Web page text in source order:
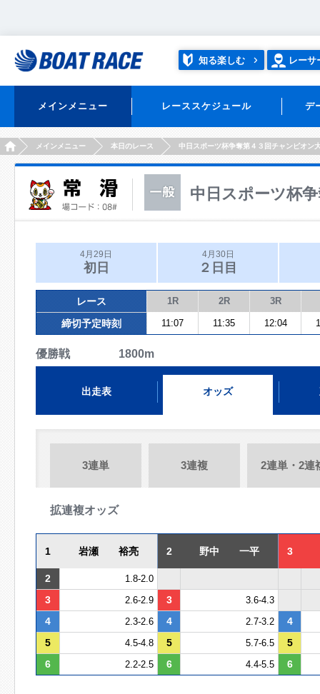
知る楽しむ レーサ
メインメニュー レーススケジュール デ
HOMEメインメニュー 本日のレース 中日スポーツ杯争奪第４３回チャンピオン
中日スポーツ杯
4月29日
初日
4月30日
２日目
レース 1R 2R 3R
締切予定時刻 11:07 11:35 12:04
優勝戦 1800m
出走表 オッズ
3連単 3連複 2連単・2連
拡連複オッズ
1 岩瀬 裕亮 2 野中 一平 3
2 1.8-2.0
3 2.6-2.9 3 3.6-4.3
4 2.3-2.6 4 2.7-3.2
4
5
4.5-4.8 5 5.7-6.5
5
6
2.2-2.5 6 4.4-5.5 6